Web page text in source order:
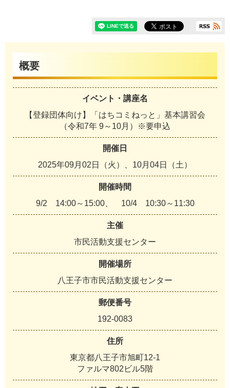
概要
イベント・講座名
【登録団体向け】「はちコミねっと」基本講習会
（令和7年 9～10月）※要申込
開催日
2025年09月02日（火）、10月04日（土）
開催時間
9/2 14:00～15:00、 10/4 10:30～11:30
主催
市民活動支援センター
開催場所
八王子市市民活動支援センター
郵便番号
192-0083
住所
東京都八王子市旭町12-1
ファルマ802ビル5階